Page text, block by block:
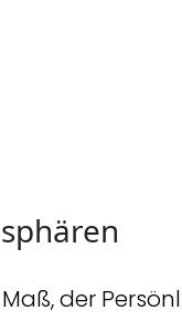
der